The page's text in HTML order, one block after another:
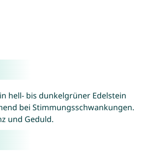
hell- bis dunkelgrüner Edelstein
bei Stimmungsschwankungen.
und Geduld.